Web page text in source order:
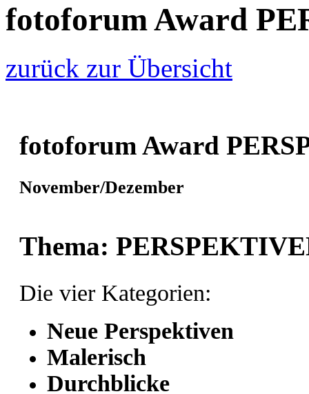
fotoforum Award
zurück zur Übersicht
fotoforum Award
November/Dezember
Thema:
Die vier Kategorien:
Neue Perspektiven
Malerisch
Durchblicke